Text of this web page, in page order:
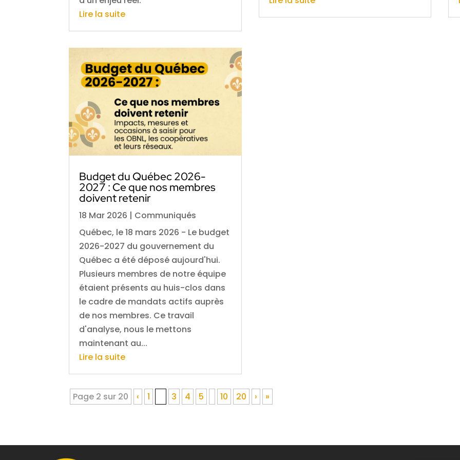
Lire la suite
Budget du Québec 2026-
2027 : Ce que nos membres
doivent retenir
18 Mar 2026 | Communiqués
Québec, le 18 mars 2026 - Le budget
2026-2027 du gouvernement du
Québec a été déposé aujourd'hui.
Plusieurs membres de notre équipe
étaient présents au huis-clos dans
le cadre de mandats actifs auprès
de nos membres. Ce travail
d'analyse, nous le mettons
maintenant au...
Lire la suite
Page 2 sur 20 ‹ 1 3 4 5 10 20 › »